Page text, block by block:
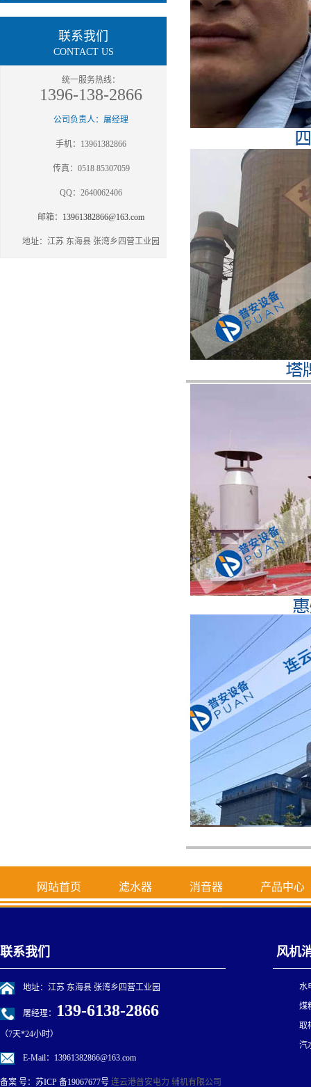
联系我们
CONTACT US
统一服务热线：
1396-138-2866
公司负责人：屠经理
手机：13961382866
传真：0518 85307059
QQ：2640062406
邮箱： 13961382866@163.com
地址：江苏 东海县 张湾乡四营工业园
网站首页 滤水器 消音器 产品中心
联系我们
地址：江苏 东海县 张湾乡四营工业园
屠经理： 139-6138-2866
（7天*24小时）
E-Mail：13961382866@163.com
备案 号： 苏ICP 备19067677号 连云港普安电力 辅机有限公司
风机
水
煤
取
汽